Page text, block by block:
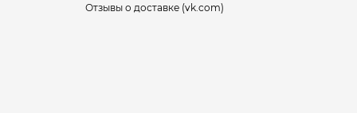
Отзывы о доставке (vk.com)